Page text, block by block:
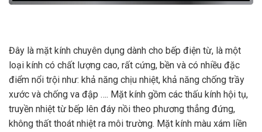
Đây là mặt kính chuyên dụng dành cho bếp điện từ, là một
loại kính có chất lượng cao, rất cứng, bền và có nhiều đặc
điểm nổi trội như: khả năng chịu nhiệt, khả năng chống trầy
xước và chống va đập …. Mặt kính gồm các thấu kính hội tụ,
truyền nhiệt từ bếp lên đáy nồi theo phương thẳng đứng,
không thất thoát nhiệt ra môi trường. Mặt kính màu xám liền